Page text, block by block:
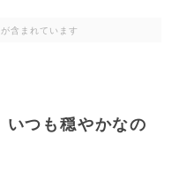
含まれています
つも穏やかなの